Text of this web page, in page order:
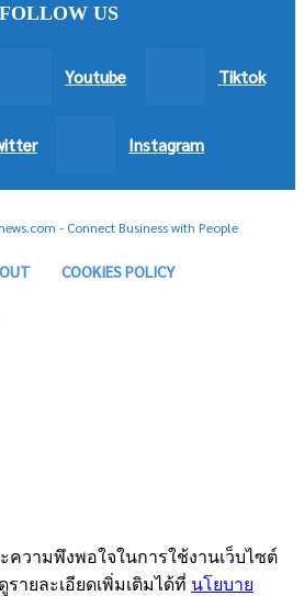
FOLLOW US
Youtube Tiktok
Instagram
- Connect Business with People
COOKIES POLICY
ความพึงพอใจในการใช้งานเว็บไซต์
ายละเอียดเพิ่มเติมได้ที่ นโยบาย